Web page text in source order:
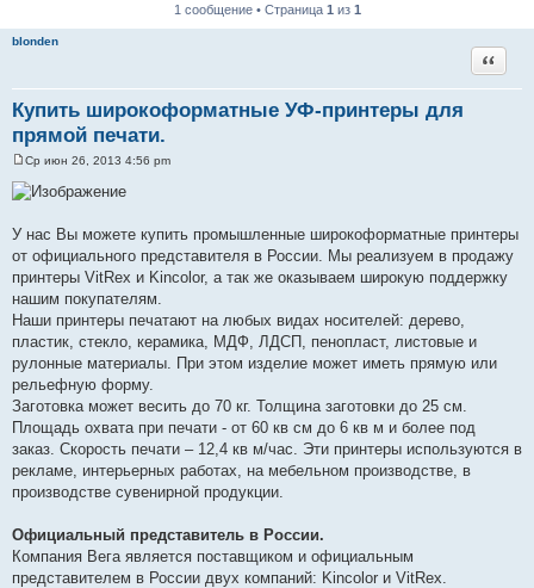
1 сообщение • Страница 1 из 1
blonden
Купить широкоформатные УФ-принтеры для
прямой печати.
Цитата
о
о
е
н
е
Ср июн 26, 2013 4:56 pm
У нас Вы можете купить промышленные широкоформатные принтеры
от официального представителя в России. Мы реализуем в продажу
принтеры VitRex и Kincolor, а так же оказываем широкую поддержку
нашим покупателям.
Наши принтеры печатают на любых видах носителей: дерево,
пластик, стекло, керамика, МДФ, ЛДСП, пенопласт, листовые и
рулонные материалы. При этом изделие может иметь прямую или
рельефную форму.
Заготовка может весить до 70 кг. Толщина заготовки до 25 см.
Площадь охвата при печати - от 60 кв см до 6 кв м и более под
заказ. Скорость печати – 12,4 кв м/час. Эти принтеры используются в
рекламе, интерьерных работах, на мебельном производстве, в
производстве сувенирной продукции.
Официальный представитель в России.
Компания Вега является поставщиком и официальным
представителем в России двух компаний: Kincolor и VitRex.